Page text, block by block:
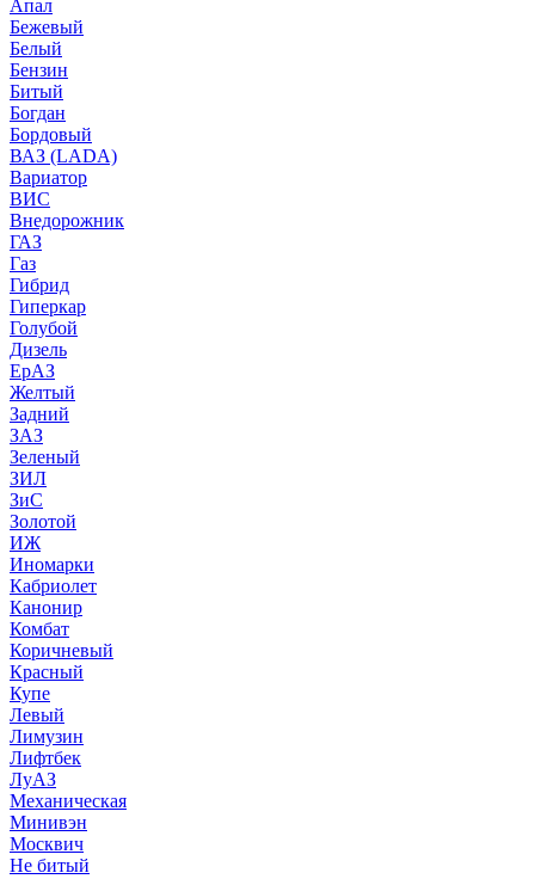
Апал
Бежевый
Белый
Бензин
Битый
Богдан
Бордовый
ВАЗ (LADA)
Вариатор
ВИС
Внедорожник
ГАЗ
Газ
Гибрид
Гиперкар
Голубой
Дизель
ЕрАЗ
Желтый
Задний
ЗАЗ
Зеленый
ЗИЛ
ЗиС
Золотой
ИЖ
Иномарки
Кабриолет
Канонир
Комбат
Коричневый
Красный
Купе
Левый
Лимузин
Лифтбек
ЛуАЗ
Механическая
Минивэн
Москвич
Не битый